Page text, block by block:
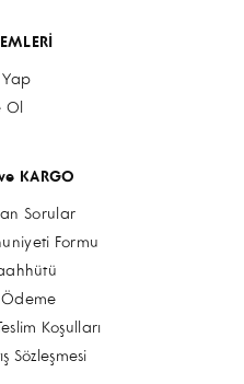
Yap
Ol
KARGO
Sorular
Formu
Koşulları
Sözleşmesi